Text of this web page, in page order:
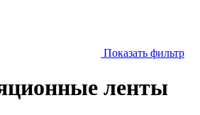
Показать фильтр
ленты